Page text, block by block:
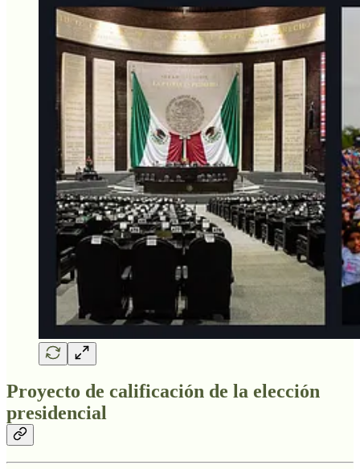
Proyecto de calificación de la elección
presidencial